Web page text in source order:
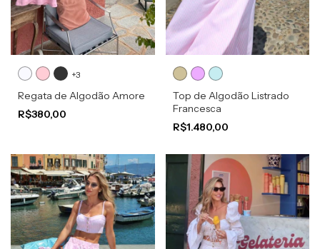
+3
Regata de Algodão Amore
R$380,00
Top de Algodão Listrado
Francesca
R$1.480,00